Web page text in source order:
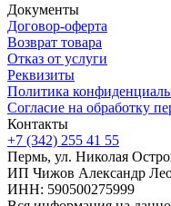
Документы
Договор-оферта
Возврат товара
Отказ от услуги
Реквизиты
Политика
Согласие на обработку
Контакты
+7 (342) 255 41 55
Пермь, ул. Николая
ИП Чижов Александр
ИНН: 590500275999